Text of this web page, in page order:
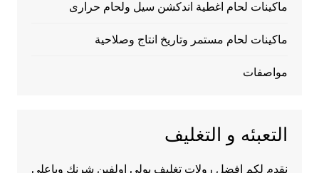
ماكينات لحام اغطية اندكشن سيل ولحام حرارى
ماكينات لحام مستمر وتاريخ انتاج وصلاحية
مواصفات
التعبئه و التغليف
نقدم لكم افضل رولات تغليف بولي اولفين شرنك وباعلى